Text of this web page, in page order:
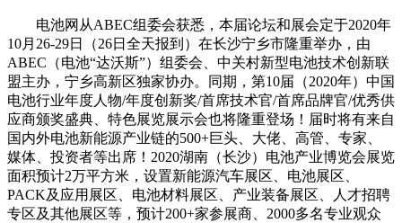
电池网从ABEC组委会获悉，本届论坛和展会定于2020年
10月26-29日（26日全天报到）在长沙宁乡市隆重举办，由
ABEC（电池“达沃斯”）组委会、中关村新型电池技术创新联
盟主办，宁乡高新区独家协办。同期，第10届（2020年）中国
电池行业年度人物/年度创新奖/首席技术官/首席品牌官/优秀供
应商颁奖盛典、特色展览展示会也将隆重登场！届时将有来自
国内外电池新能源产业链的500+巨头、大佬、高管、专家、
媒体、投资者等出席！2020湖南（长沙）电池产业博览会展览
面积预计2万平方米，设置新能源汽车展区、电池展区、
PACK及应用展区、电池材料展区、产业装备展区、人才招聘
专区及其他展区等，预计200+家参展商、2000多名专业观众